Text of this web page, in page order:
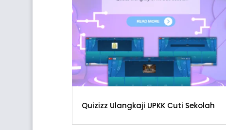
Quizizz Ulangkaji UPKK Cuti Sekolah